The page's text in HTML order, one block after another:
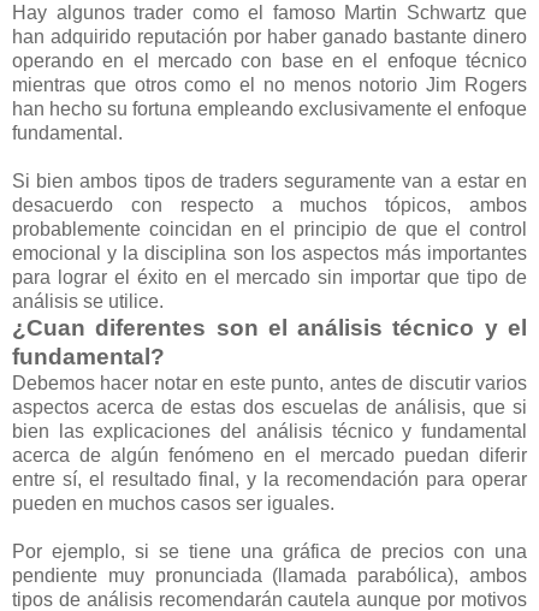
Hay algunos trader como el famoso Martin Schwartz que
han adquirido reputación por haber ganado bastante dinero
operando en el mercado con base en el enfoque técnico
mientras que otros como el no menos notorio Jim Rogers
han hecho su fortuna empleando exclusivamente el enfoque
fundamental.
Si bien ambos tipos de traders seguramente van a estar en
desacuerdo con respecto a muchos tópicos, ambos
probablemente coincidan en el principio de que el control
emocional y la disciplina son los aspectos más importantes
para lograr el éxito en el mercado sin importar que tipo de
análisis se utilice.
¿Cuan diferentes son el análisis técnico y el
fundamental?
Debemos hacer notar en este punto, antes de discutir varios
aspectos acerca de estas dos escuelas de análisis, que si
bien las explicaciones del análisis técnico y fundamental
acerca de algún fenómeno en el mercado puedan diferir
entre sí, el resultado final, y la recomendación para operar
pueden en muchos casos ser iguales.
Por ejemplo, si se tiene una gráfica de precios con una
pendiente muy pronunciada (llamada parabólica), ambos
tipos de análisis recomendarán cautela aunque por motivos